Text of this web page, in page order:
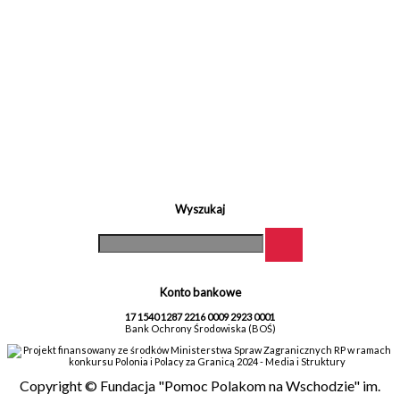
Wyszukaj
Konto bankowe
17 1540 1287 2216 0009 2923 0001
Bank Ochrony Środowiska (BOŚ)
Projekt finansowany ze środków Ministerstwa Spraw Zagranicznych RP w ramach
konkursu Polonia i Polacy za Granicą 2024 - Media i Struktury
Copyright © Fundacja "Pomoc Polakom na Wschodzie" im.